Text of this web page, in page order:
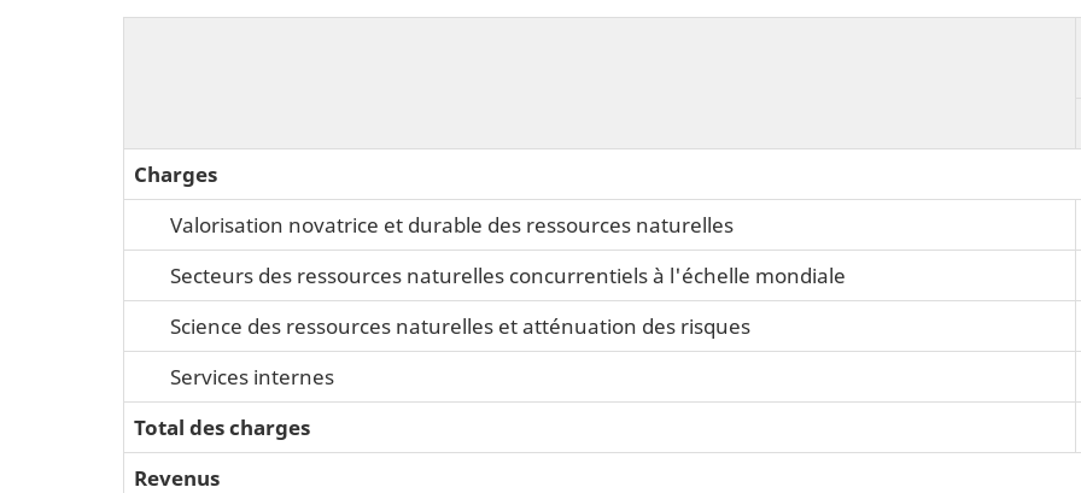
Charges
Valorisation novatrice et durable des ressources naturelles
Secteurs des ressources naturelles concurrentiels à l'échelle mondiale
Science des ressources naturelles et atténuation des risques
Services internes
Total des charges
Revenus